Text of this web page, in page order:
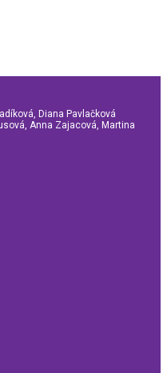
Diana Pavlačková
Anna Zajacová, Martina